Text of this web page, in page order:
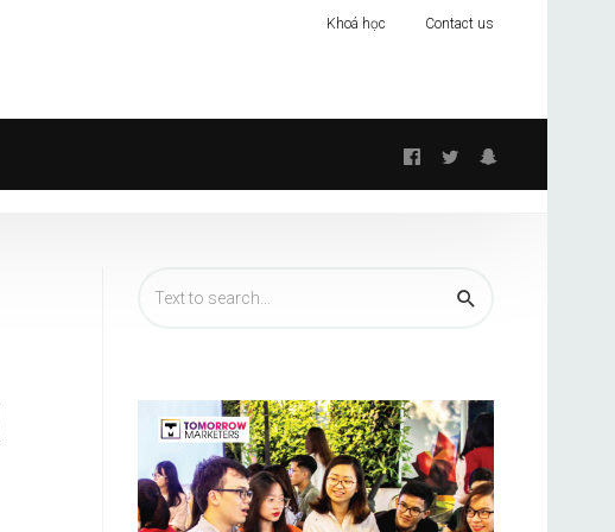
Khoá học Contact us
Follow